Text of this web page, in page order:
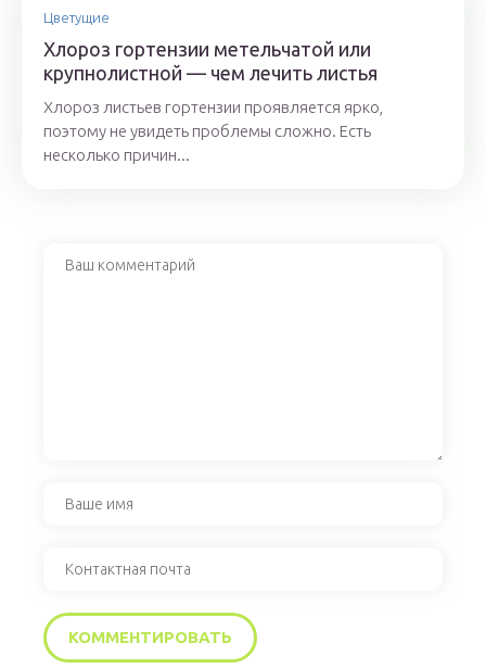
Цветущие
Хлороз гортензии метельчатой или
крупнолистной — чем лечить листья
Хлороз листьев гортензии проявляется ярко,
поэтому не увидеть проблемы сложно. Есть
несколько причин...